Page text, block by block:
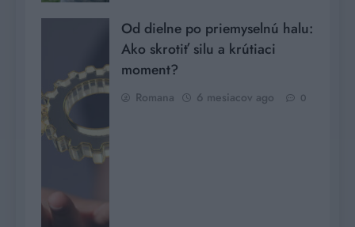
Od dielne po priemyselnú halu:
Ako skrotiť silu a krútiaci
moment?
Romana 6 mesiacov ago 0